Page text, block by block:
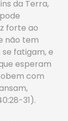
da Terra,
forte ao
não tem
se fatigam, e
esperam
com
31).